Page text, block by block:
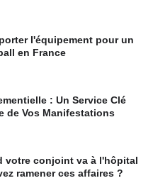
l'équipement pour un
en France
: Un Service Clé
de Vos Manifestations
votre conjoint va à l'hôpital
ramener ces affaires ?